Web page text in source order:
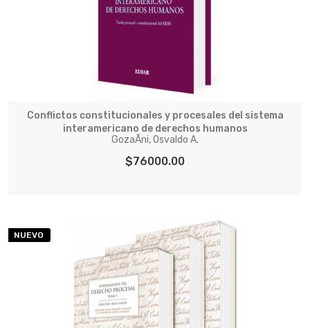
Conflictos constitucionales y procesales del sistema
interamericano de derechos humanos
GozaÃ­ni, Osvaldo A.
$76000.00
NUEVO